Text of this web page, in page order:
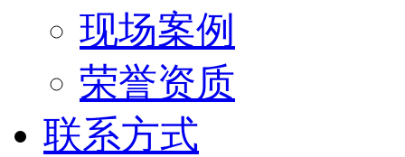
现场案例
荣誉资质
联系方式